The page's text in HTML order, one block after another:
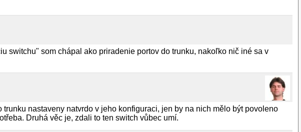
switchu" som chápal ako priradenie portov do trunku, nakoľko nič iné sa v
nastaveny natvrdo v jeho konfiguraci, jen by na nich mělo být povoleno
Druhá věc je, zdali to ten switch vůbec umí.